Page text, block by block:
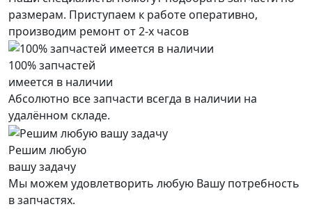
размерам. Приступаем к работе оперативно,
производим ремонт от 2-х часов
100% запчастей
имеется в наличии
Абсолютно все запчасти всегда в наличии на
удалённом складе.
Решим любую
вашу задачу
Мы можем удовлетворить любую Вашу потребность
в запчастях.